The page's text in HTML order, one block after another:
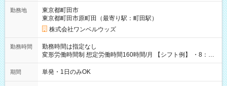
勤務地
東京都町田市
東京都町田市原町田（最寄り駅：町田駅）
株式会社ワンベルウッズ
勤務時間
勤務時間は指定なし
変形労働時間制 想定労働時間160時間/月 【シフト例】 ・8：00
～21：00
期間 単発・1日のみOK